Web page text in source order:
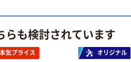
らも検討されています
本気プライス オリジナル